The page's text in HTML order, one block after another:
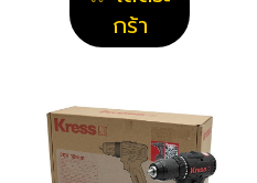
กร้า